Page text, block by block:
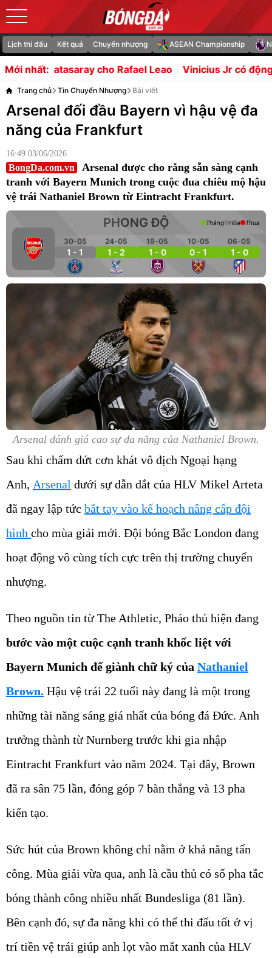
Lịch thi đấu Kết quả Chuyển nhượng ASEAN Championship
Mới nhất:
cho Rafael Leao Vinicius Jr có động thái lạ, Arsenal
Trang chủ Tin Chuyển Nhượng Bài viết
Arsenal đối đầu Bayern vì hậu vệ đa
năng của Frankfurt
16:49 03/06/2026
BongDa.com.vn
Arsenal được cho rằng sẵn sàng cạnh
tranh với Bayern Munich trong cuộc đua chiêu mộ hậu
vệ trái Nathaniel Brown từ Eintracht Frankfurt.
PHONG ĐỘ
30-05
1 - 1
24-05
1 - 2
19-05
1 - 0
10-05
0 - 1
06-05
1 - 0
Thắng Hòa Thua
Arsenal đánh giá cao sự đa năng của Nathaniel Brown.
Sau khi chấm dứt cơn khát vô địch Ngoại hạng
Anh, Arsenal dưới sự dẫn dắt của HLV Mikel Arteta
đã ngay lập tức bắt tay vào kế hoạch nâng cấp đội
hình cho mùa giải mới. Đội bóng Bắc London đang
hoạt động vô cùng tích cực trên thị trường chuyển
nhượng.
Theo nguồn tin từThe Athletic, Pháo thủ hiện đang
bước vào một cuộc cạnh tranh khốc liệt với
Bayern Munich để giành chữ ký của Nathaniel
Brown. Hậu vệ trái 22 tuổi này đang là một trong
những tài năng sáng giá nhất của bóng đá Đức. Anh
trưởng thành từ Nurnberg trước khi gia nhập
Eintracht Frankfurt vào năm 2024. Tại đây, Brown
đã ra sân 75 lần, đóng góp 7 bàn thắng và 13 pha
kiến tạo.
Sức hút của Brown không chỉ nằm ở khả năng tấn
công. Mùa giải vừa qua, anh là cầu thủ có số pha tắc
bóng thành công nhiều nhất Bundesliga (81 lần).
Bên cạnh đó, sự đa năng khi có thể thi đấu tốt ở vị
trí tiền vệ trái giúp anh lọt vào mắt xanh của HLV